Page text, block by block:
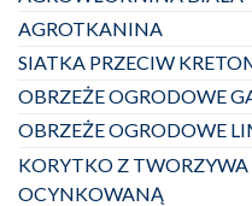
AGROTKANINA
SIATKA PRZECIW
OBRZEŻE OGRODOWE
OBRZEŻE OGRODOWE
KORYTKO Z
OCYNKOWANĄ